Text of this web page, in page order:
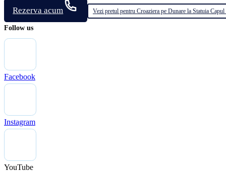
Rezerva acum Vezi pretul pentru Croaziera pe Dunare la Statuia
Follow us
Facebook
Instagram
YouTube